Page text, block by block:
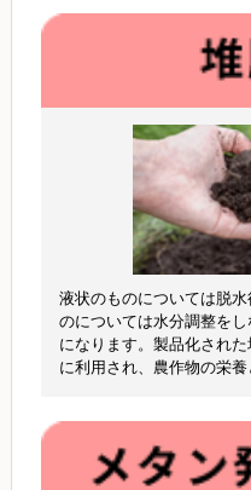
液状のものについては脱
のについては水分調整を
になります。製品化され
に利用され、農作物の栄養